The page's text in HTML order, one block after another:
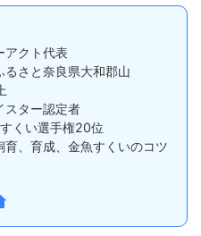
アクト代表
るさと奈良県大和郡山
スター認定者
い選手権20位
育、育成、金魚すくいのコツ